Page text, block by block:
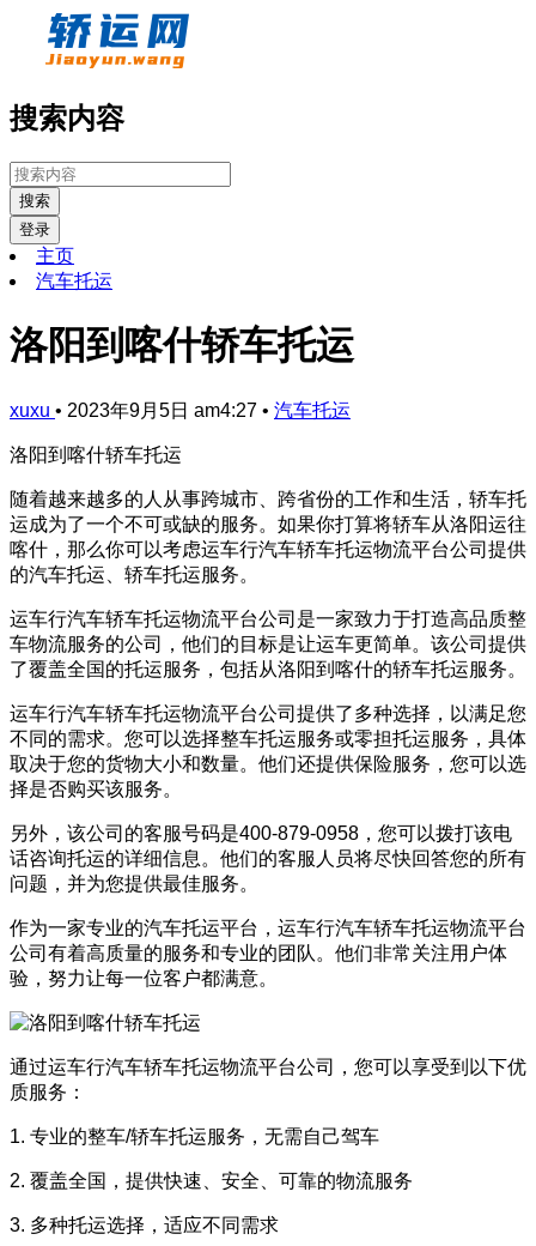
搜索内容
搜索
登录
主页
汽车托运
洛阳到喀什轿车托运
xuxu • 2023年9月5日 am4:27 • 汽车托运
洛阳到喀什轿车托运
随着越来越多的人从事跨城市、跨省份的工作和生活，轿车托
运成为了一个不可或缺的服务。如果你打算将轿车从洛阳运往
喀什，那么你可以考虑运车行汽车轿车托运物流平台公司提供
的汽车托运、轿车托运服务。
运车行汽车轿车托运物流平台公司是一家致力于打造高品质整
车物流服务的公司，他们的目标是让运车更简单。该公司提供
了覆盖全国的托运服务，包括从洛阳到喀什的轿车托运服务。
运车行汽车轿车托运物流平台公司提供了多种选择，以满足您
不同的需求。您可以选择整车托运服务或零担托运服务，具体
取决于您的货物大小和数量。他们还提供保险服务，您可以选
择是否购买该服务。
另外，该公司的客服号码是400-879-0958，您可以拨打该电
话咨询托运的详细信息。他们的客服人员将尽快回答您的所有
问题，并为您提供最佳服务。
作为一家专业的汽车托运平台，运车行汽车轿车托运物流平台
公司有着高质量的服务和专业的团队。他们非常关注用户体
验，努力让每一位客户都满意。
通过运车行汽车轿车托运物流平台公司，您可以享受到以下优
质服务：
1. 专业的整车/轿车托运服务，无需自己驾车
2. 覆盖全国，提供快速、安全、可靠的物流服务
3. 多种托运选择，适应不同需求